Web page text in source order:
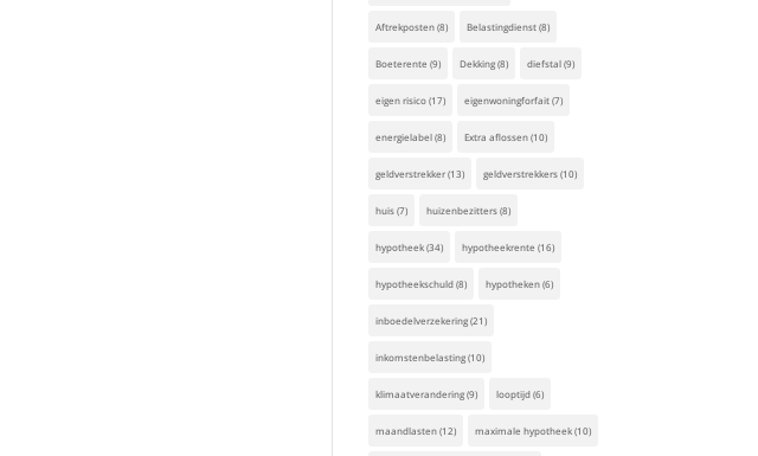
Aftrekposten(8) Belastingdienst(8)
Boeterente (9) Dekking(8) diefstal(9)
eigen risico(17) eigenwoningforfait(7)
energielabel(8) Extra aflossen(10)
geldverstrekker(13) geldverstrekkers(10)
huis(7) huizenbezitters(8)
hypotheek(34) hypotheekrente (16)
hypotheekschuld(8) hypotheken(6)
inboedelverzekering(21)
inkomstenbelasting(10)
klimaatverandering(9) looptijd(6)
maandlasten(12) maximale hypotheek(10)